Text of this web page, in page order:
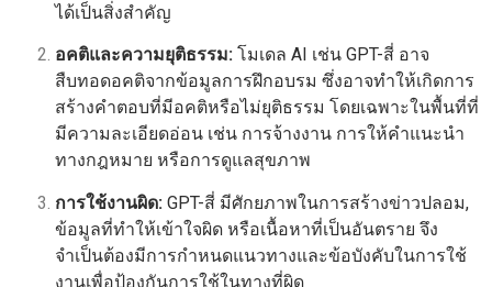
ได้เป็นสิ่งสำคัญ
อคติและความยุติธรรม: โมเดล AI เช่น GPT-สี่ อาจ
สืบทอดอคติจากข้อมูลการฝึกอบรม ซึ่งอาจทำให้เกิดการ
สร้างคำตอบที่มีอคติหรือไม่ยุติธรรม โดยเฉพาะในพื้นที่ที่
มีความละเอียดอ่อน เช่น การจ้างงาน การให้คำแนะนำ
ทางกฎหมาย หรือการดูแลสุขภาพ
การใช้งานผิด: GPT-สี่ มีศักยภาพในการสร้างข่าวปลอม,
ข้อมูลที่ทำให้เข้าใจผิด หรือเนื้อหาที่เป็นอันตราย จึง
จำเป็นต้องมีการกำหนดแนวทางและข้อบังคับในการใช้
งานเพื่อป้องกันการใช้ในทางที่ผิด